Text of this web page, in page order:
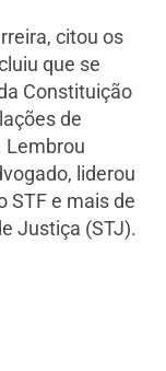
citou os
que se
Constituição
de
Lembrou
liderou
STF e mais de
Justiça (STJ).